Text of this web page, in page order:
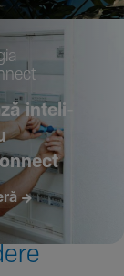
inte­li­